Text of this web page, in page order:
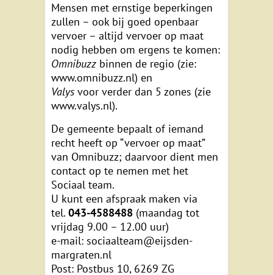
Mensen met ernstige beperkingen
zullen – ook bij goed openbaar
vervoer – altijd vervoer op maat
nodig hebben om ergens te komen:
Omnibuzz binnen de regio (zie:
www.omnibuzz.nl) en
Valys voor verder dan 5 zones (zie
www.valys.nl).
De gemeente bepaalt of iemand
recht heeft op “vervoer op maat”
van Omnibuzz; daarvoor dient men
contact op te nemen met het
Sociaal team.
U kunt een afspraak maken via
tel. 043-4588488 (maandag tot
vrijdag 9.00 – 12.00 uur)
e-mail: sociaalteam@eijsden-
margraten.nl
Post: Postbus 10, 6269 ZG